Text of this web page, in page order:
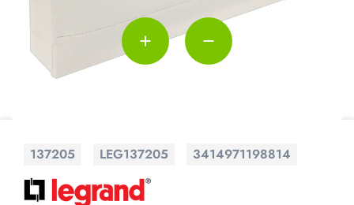
137205 LEG137205 3414971198814
add remove